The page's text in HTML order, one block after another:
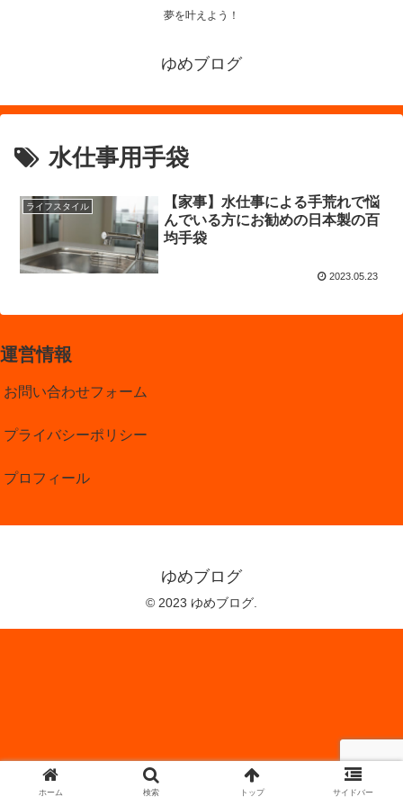
夢を叶えよう！
ゆめブログ
水仕事用手袋
ライフスタイル
【家事】水仕事による手荒れで悩
んでいる方にお勧めの日本製の百
均手袋
2023.05.23
運営情報
お問い合わせフォーム
プライバシーポリシー
プロフィール
ゆめブログ
© 2023 ゆめブログ.
ホーム 検索 トップ サイドバー